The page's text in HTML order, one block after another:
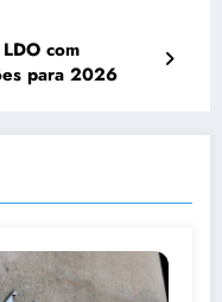
com
para 2026